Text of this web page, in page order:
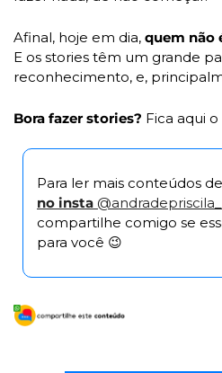
Afinal, hoje em dia, quem não
E os stories têm um grande
reconhecimento, e,
Bora fazer stories? Fica aqui
Para ler mais conteúdos
no insta @andradepriscila_
compartilhe comigo se
para você 😉